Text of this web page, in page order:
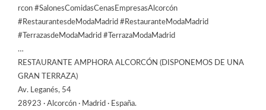
rcon #SalonesComidasCenasEmpresasAlcorcón
#RestaurantesdeModaMadrid #RestauranteModaMadrid
#TerrazasdeModaMadrid #TerrazaModaMadrid
…
RESTAURANTE AMPHORA ALCORCÓN (DISPONEMOS DE UNA
GRAN TERRAZA)
Av. Leganés, 54
28923 · Alcorcón · Madrid · España.